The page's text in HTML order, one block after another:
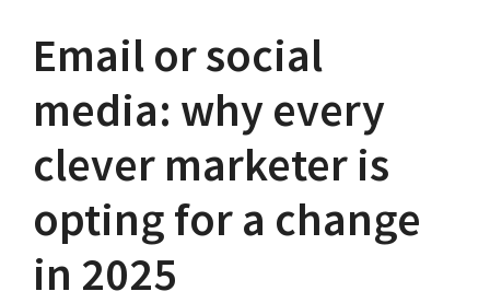
Email or social
media: why every
clever marketer is
opting for a change
in 2025